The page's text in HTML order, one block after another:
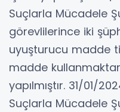
Suçlarla Mücadele
görevlilerince iki
uyuşturucu madde
madde
yapılmıştır. 31/01/
Suçlarla Mücadele